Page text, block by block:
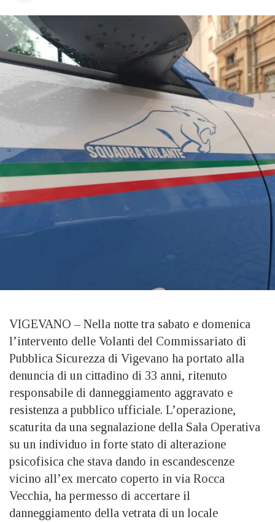
VIGEVANO – Nella notte tra sabato e domenica
l’intervento delle Volanti del Commissariato di
Pubblica Sicurezza di Vigevano ha portato alla
denuncia di un cittadino di 33 anni, ritenuto
responsabile di danneggiamento aggravato e
resistenza a pubblico ufficiale. L’operazione,
scaturita da una segnalazione della Sala Operativa
su un individuo in forte stato di alterazione
psicofisica che stava dando in escandescenze
vicino all’ex mercato coperto in via Rocca
Vecchia, ha permesso di accertare il
danneggiamento della vetrata di un locale